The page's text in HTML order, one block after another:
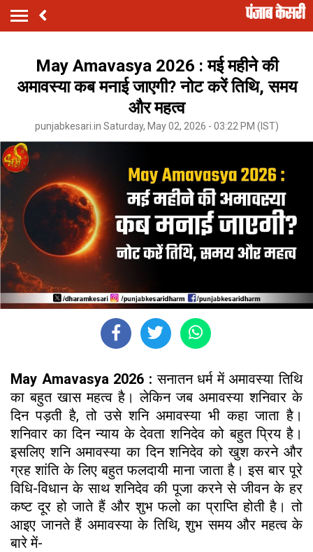
May Amavasya 2026 : मई महीने की
अमावस्या कब मनाई जाएगी? नोट करें तिथि, समय
और महत्व
punjabkesari.in Saturday, May 02, 2026 - 03:22 PM (IST)
May Amavasya 2026 :सनातन धर्म में अमावस्या तिथि
का बहुत खास महत्व है। लेकिन जब अमावस्या शनिवार के
दिन पड़ती है, तो उसे शनि अमावस्या भी कहा जाता है।
शनिवार का दिन न्याय के देवता शनिदेव को बहुत प्रिय है।
इसलिए शनि अमावस्या का दिन शनिदेव को खुश करने और
ग्रह शांति के लिए बहुत फलदायी माना जाता है। इस बार पूरे
विधि-विधान के साथ शनिदेव की पूजा करने से जीवन के हर
कष्ट दूर हो जाते हैं और शुभ फलो का प्राप्ति होती है। तो
आइए जानते हैं अमावस्या के तिथि, शुभ समय और महत्व के
बारे में-